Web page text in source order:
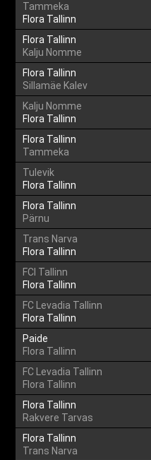
Tammeka
Flora Tallinn
Flora Tallinn
Kalju Nomme
Flora Tallinn
Sillamäe Kalev
Kalju Nomme
Flora Tallinn
Flora Tallinn
Tammeka
Tulevik
Flora Tallinn
Flora Tallinn
Pärnu
Trans Narva
Flora Tallinn
FCI Tallinn
Flora Tallinn
FC Levadia Tallinn
Flora Tallinn
Paide
Flora Tallinn
FC Levadia Tallinn
Flora Tallinn
Flora Tallinn
Rakvere Tarvas
Flora Tallinn
Trans Narva